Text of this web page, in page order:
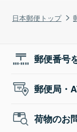
日本郵便トップ
郵便番号
郵便局・
荷物のお